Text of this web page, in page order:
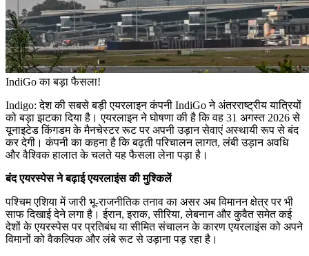
IndiGo का बड़ा फैसला!
Indigo: देश की सबसे बड़ी एयरलाइन कंपनी IndiGo ने अंतरराष्ट्रीय यात्रियों
को बड़ा झटका दिया है। एयरलाइन ने घोषणा की है कि वह 31 अगस्त 2026 से
यूनाइटेड किंगडम के मैनचेस्टर रूट पर अपनी उड़ान सेवाएं अस्थायी रूप से बंद
कर देगी। कंपनी का कहना है कि बढ़ती परिचालन लागत, लंबी उड़ान अवधि
और वैश्विक हालात के चलते यह फैसला लेना पड़ा है।
बंद एयरस्पेस ने बढ़ाई एयरलाइंस की मुश्किलें
पश्चिम एशिया में जारी भू-राजनीतिक तनाव का असर अब विमानन क्षेत्र पर भी
साफ दिखाई देने लगा है। ईरान, इराक, सीरिया, लेबनान और कुवैत समेत कई
देशों के एयरस्पेस पर प्रतिबंध या सीमित संचालन के कारण एयरलाइंस को अपने
विमानों को वैकल्पिक और लंबे रूट से उड़ाना पड़ रहा है।